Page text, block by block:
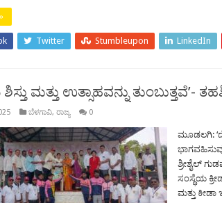
Twitter Stumbleupon LinkedIn
ಶಿಸ್ತು ಮತ್ತು ಉತ್ಸಾಹವನ್ನು ತುಂಬುತ್ತವೆ’-
ಬೆಳಗಾವಿ, ರಾಜ್ಯ 0
ಮೂಡಲಗಿ:
ಶ್ರೀಶೈಲ್
ಸಂಸ್ಥೆಯ
ಮತ್ತು